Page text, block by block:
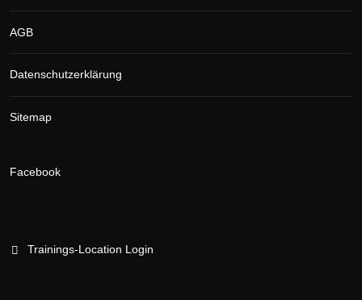
AGB
Datenschutzerklärung
Sitemap
Facebook
Trainings-Location Login